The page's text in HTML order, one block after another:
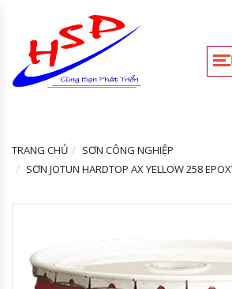
TRANG CHỦ
SƠN CÔNG NGHIỆP
SƠN JOTUN HARDTOP AX YELLOW 258